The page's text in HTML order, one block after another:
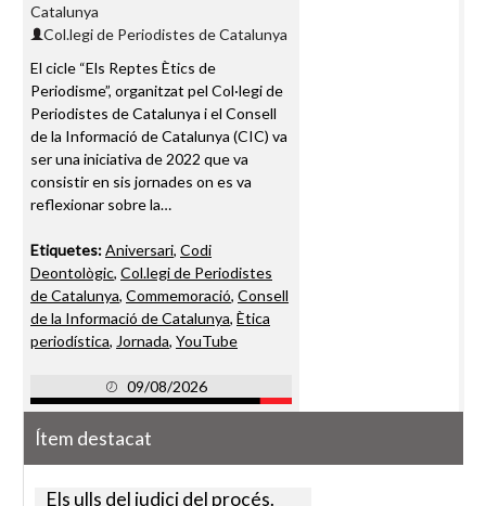
Catalunya
Col.legi de Periodistes de Catalunya
El cicle “Els Reptes Ètics de
Periodisme”, organitzat pel Col·legi de
Periodistes de Catalunya i el Consell
de la Informació de Catalunya (CIC) va
ser una iniciativa de 2022 que va
consistir en sis jornades on es va
reflexionar sobre la…
Etiquetes:Aniversari, Codi
Deontològic, Col.legi de Periodistes
de Catalunya, Commemoració, Consell
de la Informació de Catalunya, Ètica
periodística, Jornada, YouTube
09/08/2026
Ítem destacat
Els ulls del judici del procés.